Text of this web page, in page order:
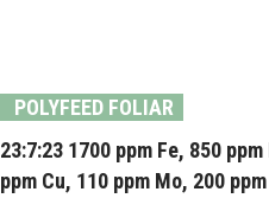
POLYFEED FOLIAR
23:7:23 1700 ppm Fe, 850
ppm Cu, 110 ppm Mo, 200 ppm